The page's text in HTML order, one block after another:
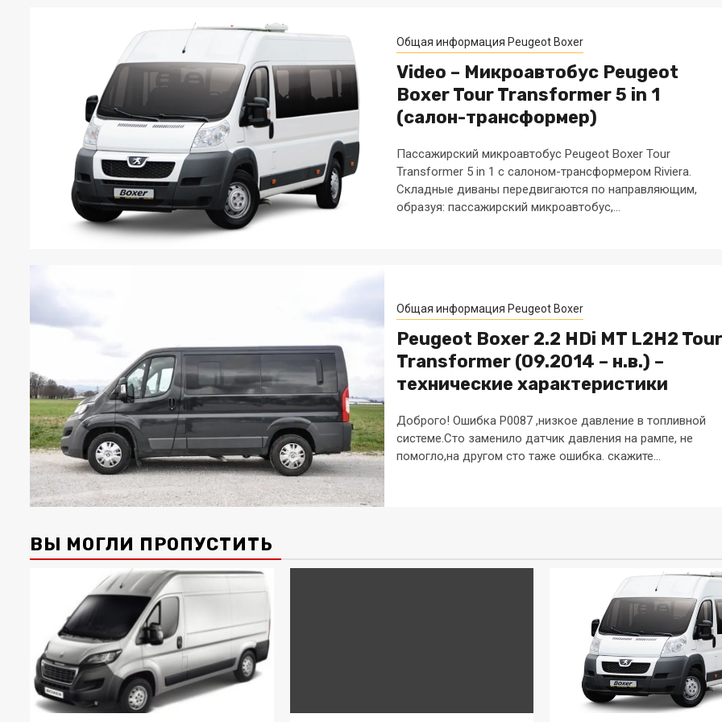
Общая информация Peugeot Boxer
Video – Микроавтобус Peugeot
Boxer Tour Transformer 5 in 1
(салон-трансформер)
Пассажирский микроавтобус Peugeot Boxer Tour
Transformer 5 in 1 с салоном-трансформером Riviera.
Складные диваны передвигаются по направляющим,
образуя: пассажирский микроавтобус,...
Общая информация Peugeot Boxer
Peugeot Boxer 2.2 HDi MT L2H2 Tour
Transformer (09.2014 – н.в.) –
технические характеристики
Доброго! Ошибка Р0087 ,низкое давление в топливной
системе.Сто заменило датчик давления на рампе, не
помогло,на другом сто таже ошибка. скажите...
ВЫ МОГЛИ ПРОПУСТИТЬ